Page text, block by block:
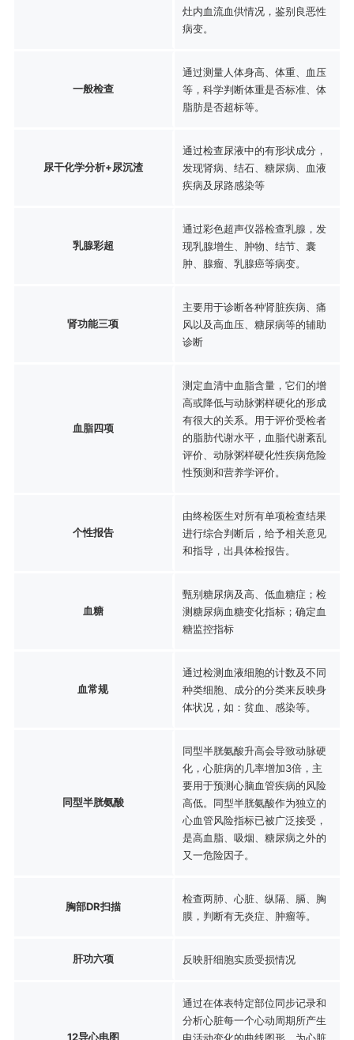
灶内血流血供情况，鉴别良恶性
病变。
一般检查
通过测量人体身高、体重、血压
等，科学判断体重是否标准、体
脂肪是否超标等。
尿干化学分析+尿沉渣
通过检查尿液中的有形状成分，
发现肾病、结石、糖尿病、血液
疾病及尿路感染等
乳腺彩超
通过彩色超声仪器检查乳腺，发
现乳腺增生、肿物、结节、囊
肿、腺瘤、乳腺癌等病变。
肾功能三项
主要用于诊断各种肾脏疾病、痛
风以及高血压、糖尿病等的辅助
诊断
血脂四项
测定血清中血脂含量，它们的增
高或降低与动脉粥样硬化的形成
有很大的关系。用于评价受检者
的脂肪代谢水平，血脂代谢紊乱
评价、动脉粥样硬化性疾病危险
性预测和营养学评价。
个性报告
由终检医生对所有单项检查结果
进行综合判断后，给予相关意见
和指导，出具体检报告。
血糖
甄别糖尿病及高、低血糖症；检
测糖尿病血糖变化指标；确定血
糖监控指标
血常规
通过检测血液细胞的计数及不同
种类细胞、成分的分类来反映身
体状况，如：贫血、感染等。
同型半胱氨酸
同型半胱氨酸升高会导致动脉硬
化，心脏病的几率增加3倍，主
要用于预测心脑血管疾病的风险
高低。同型半胱氨酸作为独立的
心血管风险指标已被广泛接受，
是高血脂、吸烟、糖尿病之外的
又一危险因子。
胸部DR扫描
检查两肺、心脏、纵隔、膈、胸
膜，判断有无炎症、肿瘤等。
肝功六项 反映肝细胞实质受损情况
12导心电图
通过在体表特定部位同步记录和
分析心脏每一个心动周期所产生
电活动变化的曲线图形，为心脏